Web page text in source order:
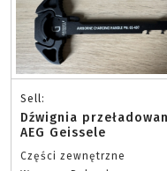
Sell:
Dźwignia
AEG Geissele
Części zewnętrzne